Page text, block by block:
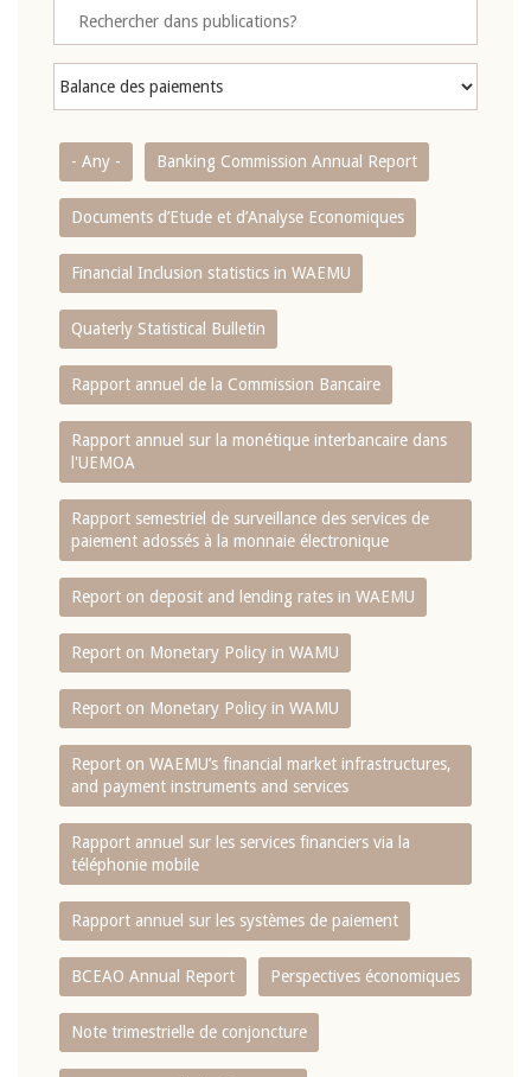
- Any - Banking Commission Annual Report
Documents d’Etude et d’Analyse Economiques
Financial Inclusion statistics in WAEMU
Quaterly Statistical Bulletin
Rapport annuel de la Commission Bancaire
Rapport annuel sur la monétique interbancaire dans
l'UEMOA
Rapport semestriel de surveillance des services de
paiement adossés à la monnaie électronique
Report on deposit and lending rates in WAEMU
Report on Monetary Policy in WAMU
Report on Monetary Policy in WAMU
Report on WAEMU’s financial market infrastructures,
and payment instruments and services
Rapport annuel sur les services financiers via la
téléphonie mobile
Rapport annuel sur les systèmes de paiement
BCEAO Annual Report Perspectives économiques
Note trimestrielle de conjoncture